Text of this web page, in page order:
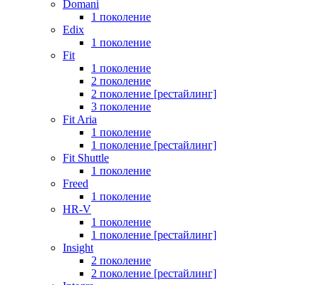
Domani
1 поколение
Edix
1 поколение
Fit
1 поколение
2 поколение
2 поколение [рестайлинг]
3 поколение
Fit Aria
1 поколение
1 поколение [рестайлинг]
Fit Shuttle
1 поколение
Freed
1 поколение
HR-V
1 поколение
1 поколение [рестайлинг]
Insight
2 поколение
2 поколение [рестайлинг]